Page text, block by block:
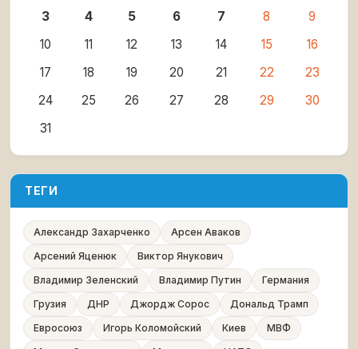
3
4 5 6 7 8
9
10
11 12 13 14 15
16
17
18 19 20 21 22
23
24
25 26 27 28 29
30
31
ТЕГИ
Александр Захарченко
Арсен Аваков
Арсений Яценюк
Виктор Янукович
Владимир Зеленский
Владимир Путин
Германия
Грузия
ДНР Джордж Сорос
Дональд Трамп
Евросоюз
Игорь Коломойский Киев
МВФ